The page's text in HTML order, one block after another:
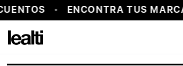
ENCONTRA TUS
PROBADOR VIRTUAL